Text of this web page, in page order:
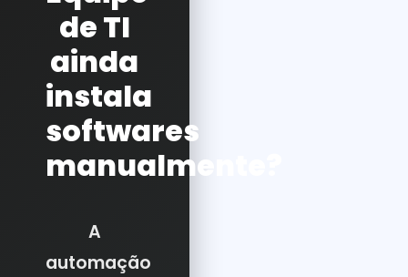
de TI
ainda
instala
softwares
manualmente?
A
automação